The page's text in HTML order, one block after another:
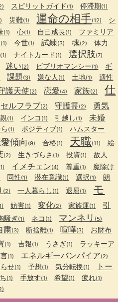
スピリットガイド (1) 停滞期(1)
災難(1) 運命の相手(12)
シ
(1) 心(1) 自己成長(1)
ファミリア
(1) 今世(1) 試練(3) 魂(2) 体力
(1) ナイトカード (1) 選択肢(7)
迷い(2) ビブリオマンシー(1)
ギ
課題(3) 嫌な人 (1) 土地(1) 適性
護天使(2) 恋愛(4) 家族(2)
仕
セルフラブ(2) 守護霊(2) 勇気
(1) インコ (1) 引越し (1) 未婚
(1) ポジティブ(1) ハムスター
傾向 (9) 合格(1) 天職(11)
絵
(2) 生きづらさ (1) 投資(1) 故人
イメチェン(4) 尊重(1) 魔除け
同性(1) 潜在意識(1) 選択(1)
朗
(2) 一人暮らし (1) 退屈(1)
モ
妨害(1) 変化(2) 家族運(1)
引
騒ぎ(1) ネコ (1) マンネリ (5)
粛(3) 断捨離(1) 喧嘩(3) お財布
(1) 吉報(1) うさぎ(1)
ラッキーア
(1) エネルギーバンパイア(2)
せ(1) 予想(1) 気分転換(1)
トー
(1) 手放す(1) 希望(1) 疲れ(1)